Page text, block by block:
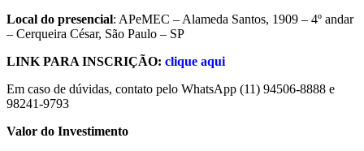
Local do presencial: APeMEC – Alameda Santos, 1909 – 4º andar
– Cerqueira César, São Paulo – SP
LINK PARA INSCRIÇÃO: clique aqui
Em caso de dúvidas, contato pelo WhatsApp (11) 94506-8888 e
98241-9793
Valor do Investimento